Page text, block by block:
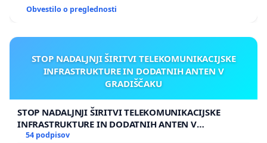
Obvestilo o preglednosti
STOP NADALJNJI ŠIRITVI TELEKOMUNIKACIJSKE
INFRASTRUKTURE IN DODATNIH ANTEN V
GRADIŠČAKU
STOP NADALJNJI ŠIRITVI TELEKOMUNIKACIJSKE
INFRASTRUKTURE IN DODATNIH ANTEN V
GRADIŠČAKU
54 podpisov